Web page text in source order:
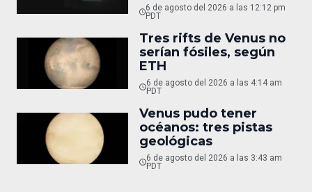
6 de agosto del 2026 a las 12:12 pm
PDT
Tres rifts de Venus no
serían fósiles, según
ETH
6 de agosto del 2026 a las 4:14 am
PDT
Venus pudo tener
océanos: tres pistas
geológicas
6 de agosto del 2026 a las 3:43 am
PDT